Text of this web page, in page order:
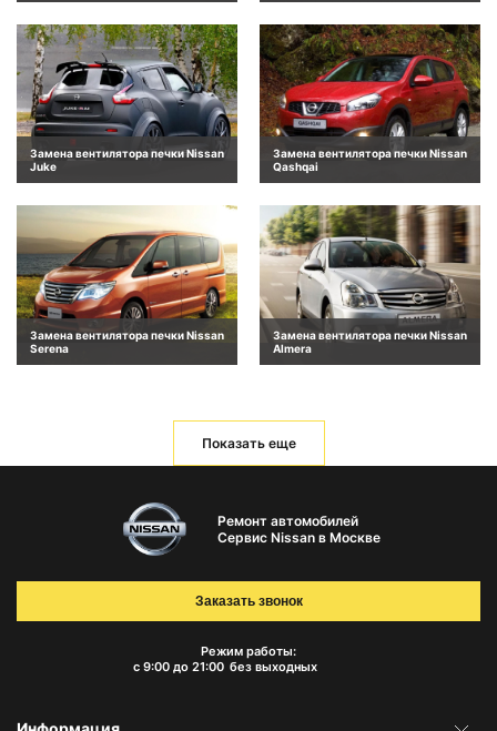
Замена вентилятора печки Nissan
Juke
Замена вентилятора печки Nissan
Qashqai
Замена вентилятора печки Nissan
Serena
Замена вентилятора печки Nissan
Almera
Показать еще
Ремонт автомобилей
Сервис Nissan в Москве
Режим работы:
с 9:00 до 21:00 без выходных
Заказать звонок